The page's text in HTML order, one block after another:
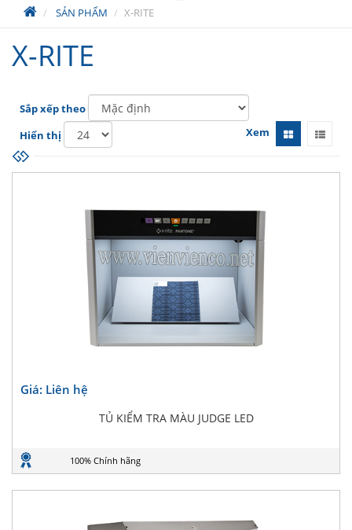
SẢN PHẨM X-RITE
X-RITE
Sắp xếp theo
Hiển thị
Xem
Giá: Liên hệ
TỦ KIỂM TRA MÀU JUDGE LED
100% Chính hãng